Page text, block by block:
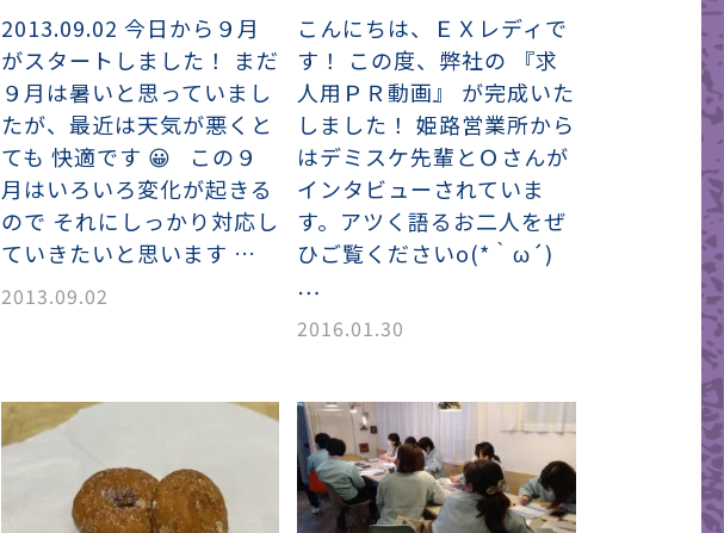
2013.09.02 今日から９月
がスタートしました！ まだ
９月は暑いと思っていまし
たが、最近は天気が悪くと
ても 快適です 😀 この９
月はいろいろ変化が起きる
ので それにしっかり対応し
ていきたいと思います …
2013.09.02
こんにちは、ＥＸレディで
す！ この度、弊社の 『求
人用ＰＲ動画』 が完成いた
しました！ 姫路営業所から
はデミスケ先輩とＯさんが
インタビューされていま
す。アツく語るお二人をぜ
ひご覧くださいo(*｀ω´)
…
2016.01.30